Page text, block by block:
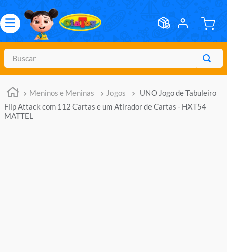
Buscar
Meninos e Meninas Jogos
UNO Jogo de Tabuleiro
Flip Attack com 112 Cartas e um Atirador de Cartas - HXT54
MATTEL
TERMOS MAIS BUSCADOS
1
meninos
2º
marvel legends